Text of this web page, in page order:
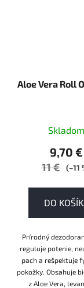
Aloe Vera Roll
Skladom
9,70 €
11 € (–11
DO
Prírodný
reguluje potenie,
pach a rešpektuje
pokožky. Obsahuje
z Aloe Vera,